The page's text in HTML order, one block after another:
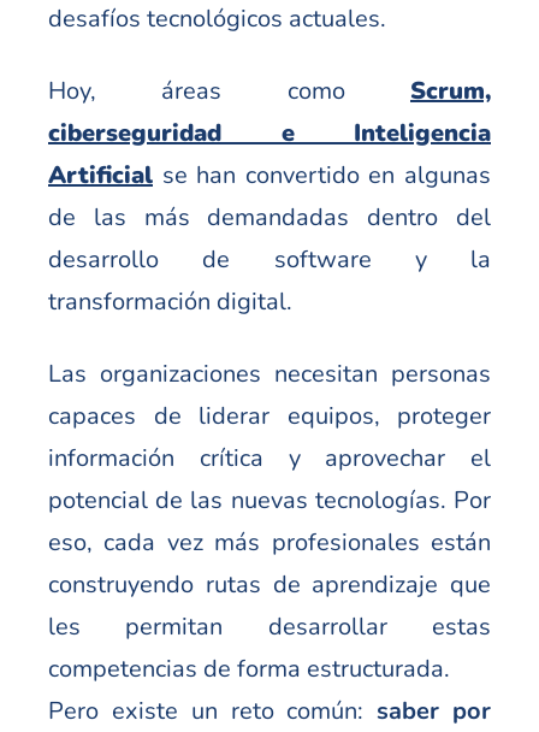
desafíos tecnológicos actuales.
Hoy, áreas como Scrum,
ciberseguridad e Inteligencia
Artificial se han convertido en algunas
de las más demandadas dentro del
desarrollo de software y la
transformación digital.
Las organizaciones necesitan personas
capaces de liderar equipos, proteger
información crítica y aprovechar el
potencial de las nuevas tecnologías. Por
eso, cada vez más profesionales están
construyendo rutas de aprendizaje que
les permitan desarrollar estas
competencias de forma estructurada.
Pero existe un reto común:saber por